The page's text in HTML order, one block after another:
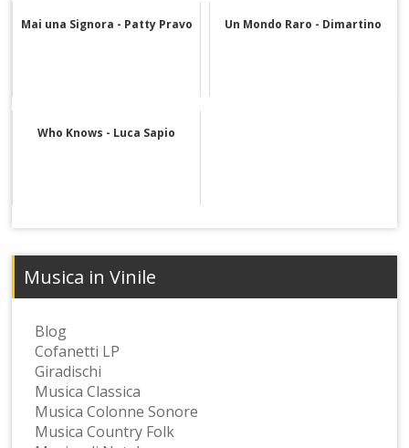
Mai una Signora - Patty Pravo Un Mondo Raro - Dimartino
Who Knows - Luca Sapio
Musica in Vinile
Blog
Cofanetti LP
Giradischi
Musica Classica
Musica Colonne Sonore
Musica Country Folk